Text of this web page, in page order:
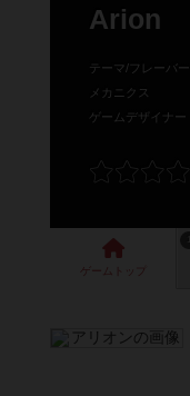
Arion
テーマ/フレーバー
メカニクス
ゲームデザイナー
ゲーム